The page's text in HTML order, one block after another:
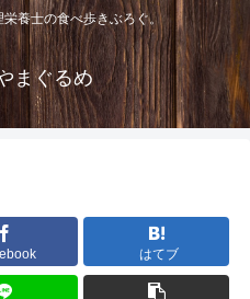
養士の食べ歩きぶろぐ。
まぐるめ
はてブ